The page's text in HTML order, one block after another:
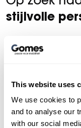
This website uses
We use cookies to
and to analyse our
with our social
stijlvolle
Bij Gomes vindt
van topmerken
limousine,
SUV – wij
Als officieel